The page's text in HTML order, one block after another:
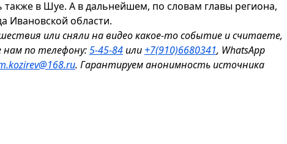
в Шуе. А в дальнейшем, по словам главы региона,
Ивановской области.
или сняли на видео какое-то событие и считаете,
по телефону:5-45-84или +7(910)6680341, WhatsApp
. Гарантируем анонимность источника